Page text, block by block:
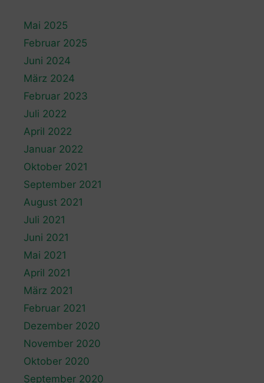
Mai 2025
Februar 2025
Juni 2024
März 2024
Februar 2023
Juli 2022
April 2022
Januar 2022
Oktober 2021
September 2021
August 2021
Juli 2021
Juni 2021
Mai 2021
April 2021
März 2021
Februar 2021
Dezember 2020
November 2020
Oktober 2020
September 2020